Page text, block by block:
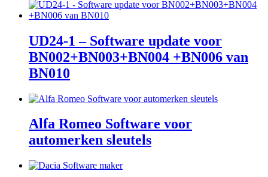
UD24-1 – Software update voor
BN002+BN003+BN004 +BN006 van
BN010
Alfa Romeo Software voor
automerken sleutels